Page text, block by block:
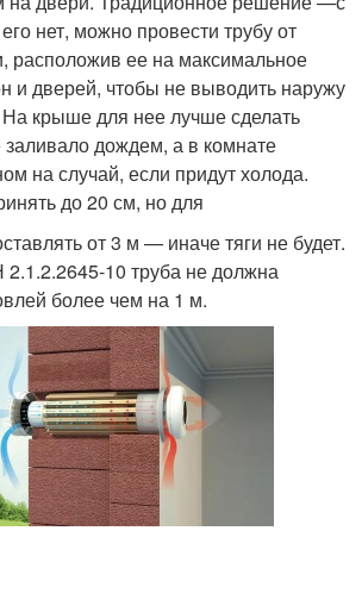
нет, можно провести трубу от
расположив ее на максимальное
и дверей, чтобы не выводить наружу
крыше для нее лучше сделать
заливало дождем, а в комнате
на случай, если придут холода.
до 20 см, но для
от 3 м — иначе тяги не будет.
10 труба не должна
более чем на 1 м.